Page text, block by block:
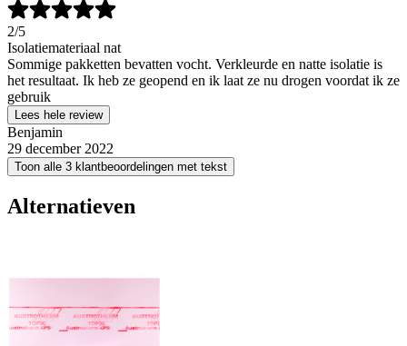
2/5
Isolatiemateriaal nat
Sommige pakketten bevatten vocht. Verkleurde en natte isolatie is
het resultaat. Ik heb ze geopend en ik laat ze nu drogen voordat ik ze
gebruik
Lees hele review
Benjamin
29 december 2022
Toon alle 3 klantbeoordelingen met tekst
Alternatieven